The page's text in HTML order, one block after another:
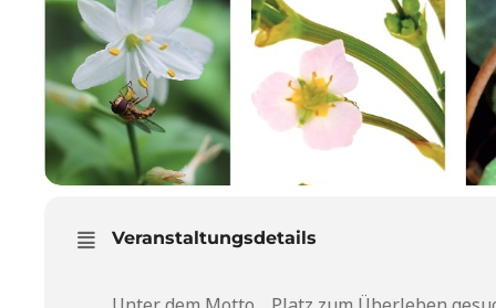
Veranstaltungsdetails